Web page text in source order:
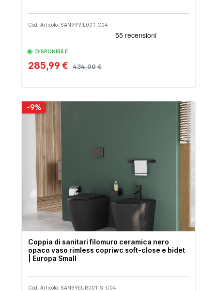
Cod. Articolo: SAN99VIE001-C04
DISPONIBILE
285,99 € 434,00 €
-9%
Coppia di sanitari filomuro ceramica nero
opaco vaso rimless copriwc soft-close e bidet
| Europa Small
Cod. Articolo: SAN99EUR001-S-C04